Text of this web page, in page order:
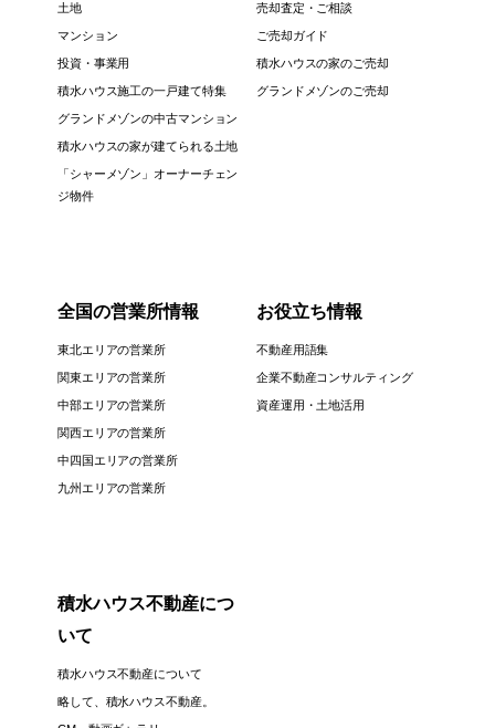
土地
マンション
投資・事業用
積水ハウス施工の一戸建て特集
グランドメゾンの中古マンション
積水ハウスの家が建てられる土地
「シャーメゾン」オーナーチェン
ジ物件
売却査定・ご相談
ご売却ガイド
積水ハウスの家のご売却
グランドメゾンのご売却
全国の営業所情報
東北エリアの営業所
関東エリアの営業所
中部エリアの営業所
関西エリアの営業所
中四国エリアの営業所
九州エリアの営業所
お役立ち情報
不動産用語集
企業不動産コンサルティング
資産運用・土地活用
積水ハウス不動産につ
いて
積水ハウス不動産について
略して、積水ハウス不動産。